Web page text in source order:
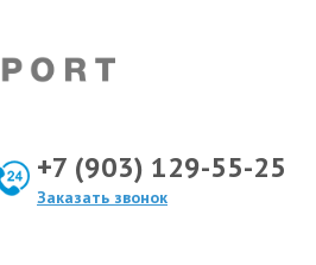
+7 (903) 129-55-25
Заказать звонок